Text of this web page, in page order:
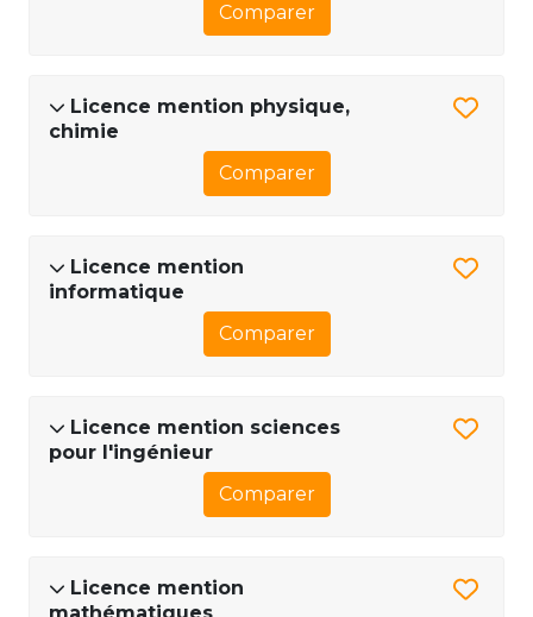
Comparer
Licence mention physique,
chimie
Comparer
Licence mention
informatique
Comparer
Licence mention sciences
pour l'ingénieur
Comparer
Licence mention